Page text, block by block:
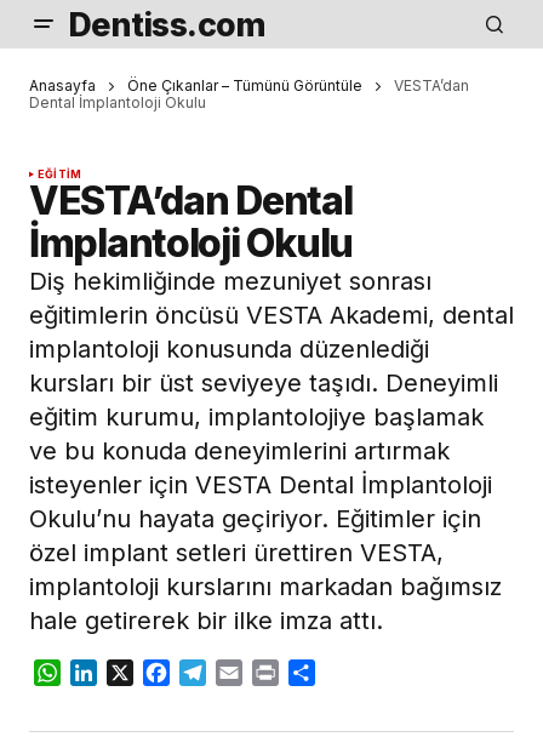
Dentiss.com
Anasayfa Öne Çıkanlar – Tümünü Görüntüle
VESTA’dan
Dental İmplantoloji Okulu
EĞITIM
VESTA’dan Dental
İmplantoloji Okulu
Diş hekimliğinde mezuniyet sonrası
eğitimlerin öncüsü VESTA Akademi, dental
implantoloji konusunda düzenlediği
kursları bir üst seviyeye taşıdı. Deneyimli
eğitim kurumu, implantolojiye başlamak
ve bu konuda deneyimlerini artırmak
isteyenler için VESTA Dental İmplantoloji
Okulu’nu hayata geçiriyor. Eğitimler için
özel implant setleri ürettiren VESTA,
implantoloji kurslarını markadan bağımsız
hale getirerek bir ilke imza attı.
WhatsApp
LinkedIn
X Facebook
Telegram
Email Print